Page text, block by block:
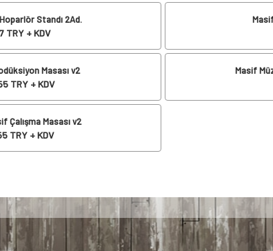
Standı 2Ad.
TRY + KDV
Masası v2
TRY + KDV
Masif
Çalışma Masası v2
TRY + KDV